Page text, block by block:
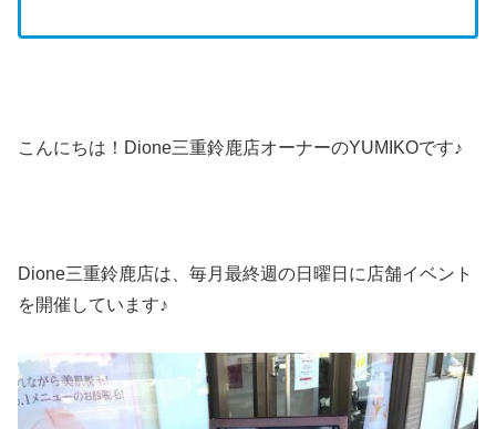
こんにちは！Dione三重鈴鹿店オーナーのYUMIKOです♪
Dione三重鈴鹿店は、毎月最終週の日曜日に店舗イベント
を開催しています♪